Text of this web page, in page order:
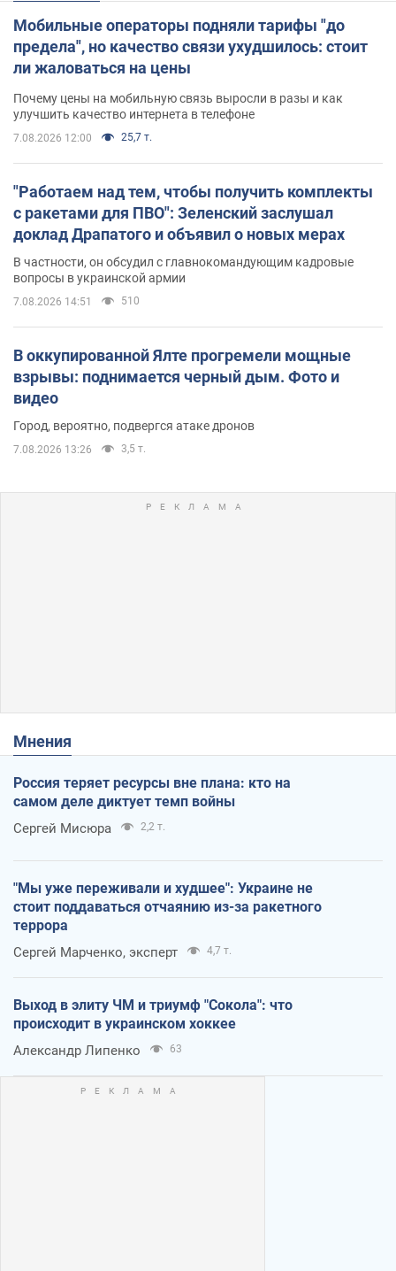
Мобильные операторы подняли тарифы "до
предела", но качество связи ухудшилось: стоит
ли жаловаться на цены
Почему цены на мобильную связь выросли в разы и как
улучшить качество интернета в телефоне
7.08.2026 12:00 25,7 т.
"Работаем над тем, чтобы получить комплекты
с ракетами для ПВО": Зеленский заслушал
доклад Драпатого и объявил о новых мерах
В частности, он обсудил с главнокомандующим кадровые
вопросы в украинской армии
7.08.2026 14:51 510
В оккупированной Ялте прогремели мощные
взрывы: поднимается черный дым. Фото и
видео
Город, вероятно, подвергся атаке дронов
7.08.2026 13:26 3,5 т.
Мнения
Россия теряет ресурсы вне плана: кто на
самом деле диктует темп войны
Сергей Мисюра 2,2 т.
"Мы уже переживали и худшее": Украине не
стоит поддаваться отчаянию из-за ракетного
террора
Сергей Марченко, эксперт 4,7 т.
Выход в элиту ЧМ и триумф "Сокола": что
происходит в украинском хоккее
Александр Липенко 63